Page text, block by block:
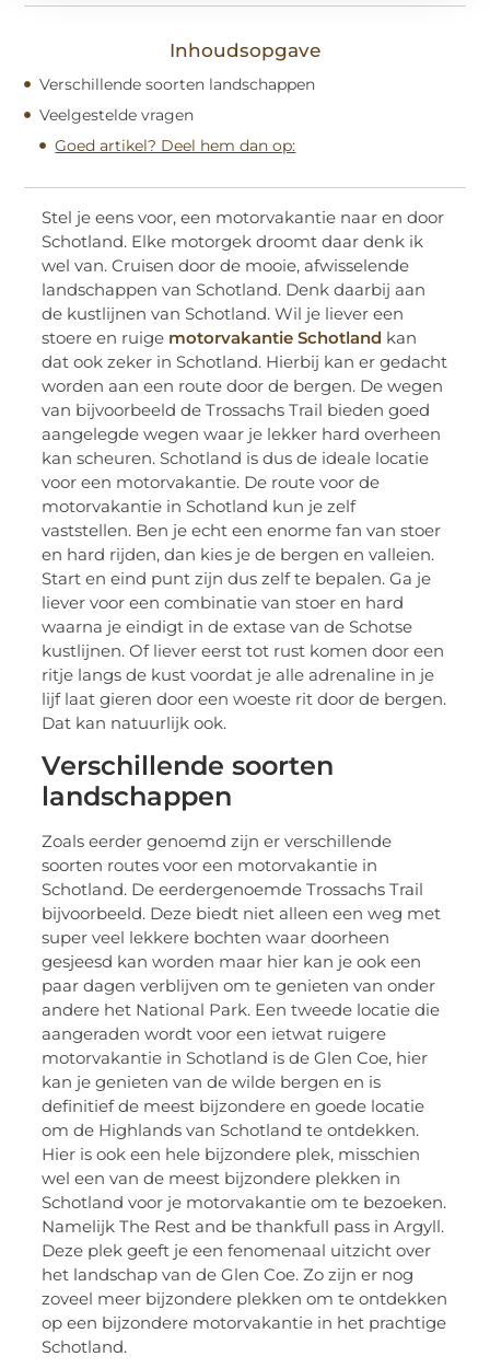
Inhoudsopgave
Verschillende soorten landschappen
Veelgestelde vragen
Goed artikel? Deel hem dan op:
Stel je eens voor, een motorvakantie naar en door
Schotland. Elke motorgek droomt daar denk ik
wel van. Cruisen door de mooie, afwisselende
landschappen van Schotland. Denk daarbij aan
de kustlijnen van Schotland. Wil je liever een
stoere en ruige motorvakantie Schotland kan
dat ook zeker in Schotland. Hierbij kan er gedacht
worden aan een route door de bergen. De wegen
van bijvoorbeeld de Trossachs Trail bieden goed
aangelegde wegen waar je lekker hard overheen
kan scheuren. Schotland is dus de ideale locatie
voor een motorvakantie. De route voor de
motorvakantie in Schotland kun je zelf
vaststellen. Ben je echt een enorme fan van stoer
en hard rijden, dan kies je de bergen en valleien.
Start en eind punt zijn dus zelf te bepalen. Ga je
liever voor een combinatie van stoer en hard
waarna je eindigt in de extase van de Schotse
kustlijnen. Of liever eerst tot rust komen door een
ritje langs de kust voordat je alle adrenaline in je
lijf laat gieren door een woeste rit door de bergen.
Dat kan natuurlijk ook.
Verschillende soorten
landschappen
Zoals eerder genoemd zijn er verschillende
soorten routes voor een motorvakantie in
Schotland. De eerdergenoemde Trossachs Trail
bijvoorbeeld. Deze biedt niet alleen een weg met
super veel lekkere bochten waar doorheen
gesjeesd kan worden maar hier kan je ook een
paar dagen verblijven om te genieten van onder
andere het National Park. Een tweede locatie die
aangeraden wordt voor een ietwat ruigere
motorvakantie in Schotland is de Glen Coe, hier
kan je genieten van de wilde bergen en is
definitief de meest bijzondere en goede locatie
om de Highlands van Schotland te ontdekken.
Hier is ook een hele bijzondere plek, misschien
wel een van de meest bijzondere plekken in
Schotland voor je motorvakantie om te bezoeken.
Namelijk The Rest and be thankfull pass in Argyll.
Deze plek geeft je een fenomenaal uitzicht over
het landschap van de Glen Coe. Zo zijn er nog
zoveel meer bijzondere plekken om te ontdekken
op een bijzondere motorvakantie in het prachtige
Schotland.